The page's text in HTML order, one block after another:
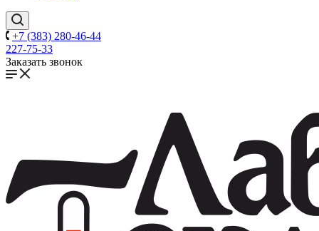
+7 (383) 280-46-44
227-75-33
Заказать звонок